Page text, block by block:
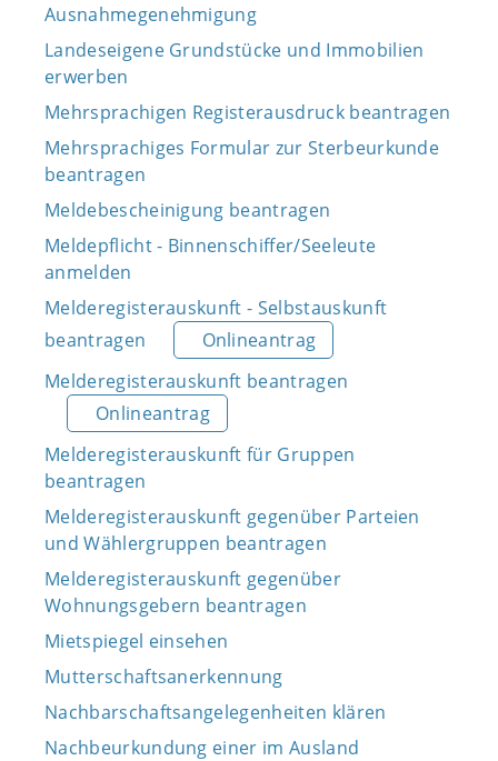
Ausnahmegenehmigung
Landeseigene Grundstücke und Immobilien
erwerben
Mehrsprachigen Registerausdruck beantragen
Mehrsprachiges Formular zur Sterbeurkunde
beantragen
Meldebescheinigung beantragen
Meldepflicht - Binnenschiffer/Seeleute
anmelden
Melderegisterauskunft - Selbstauskunft
beantragen
Onlineantrag
Melderegisterauskunft beantragen
Onlineantrag
Melderegisterauskunft für Gruppen
beantragen
Melderegisterauskunft gegenüber Parteien
und Wählergruppen beantragen
Melderegisterauskunft gegenüber
Wohnungsgebern beantragen
Mietspiegel einsehen
Mutterschaftsanerkennung
Nachbarschaftsangelegenheiten klären
Nachbeurkundung einer im Ausland